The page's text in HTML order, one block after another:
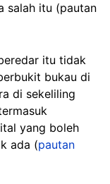
salah itu (pautan
itu tidak
bukau di
di sekeliling
yang boleh
ada (pautan